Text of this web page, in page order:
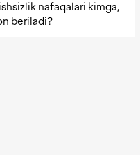
nafaqalari kimga,
beriladi?